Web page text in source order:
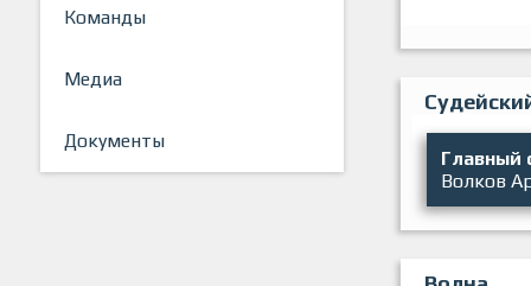
Команды
Медиа
Документы
Главный
Волков